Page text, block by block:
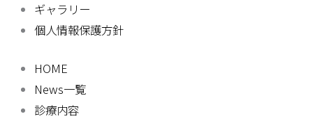
ギャラリー
個人情報保護方針
HOME
News一覧
診療内容